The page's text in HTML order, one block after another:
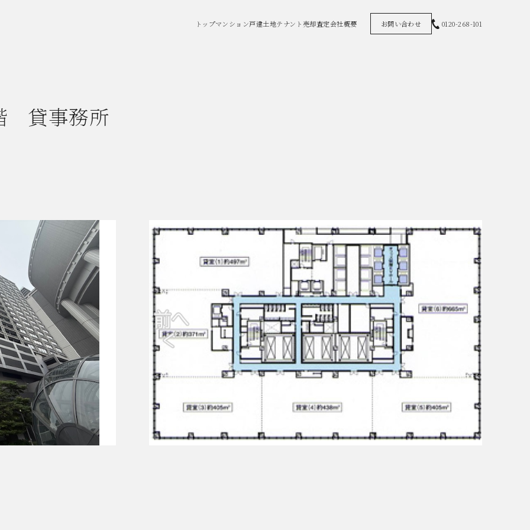
トップマンション戸建土地テナント売却査定会社概要 お問い合わせ 0120-268-101
貸事務所